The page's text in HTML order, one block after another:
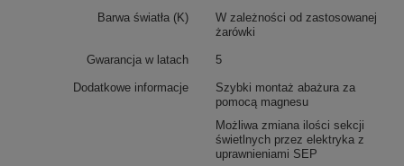
Barwa światła (K)
W zależności od zastosowanej
żarówki
Gwarancja w latach 5
Dodatkowe informacje
Szybki montaż abażura za
pomocą magnesu
Możliwa zmiana ilości sekcji
świetlnych przez elektryka z
uprawnieniami SEP